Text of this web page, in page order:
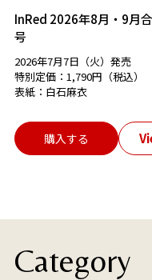
InRed 2026年8月・9月
号
2026年7月7日（火）発売
特別定価：1,790円（税込）
表紙：白石麻衣
購入する
Category